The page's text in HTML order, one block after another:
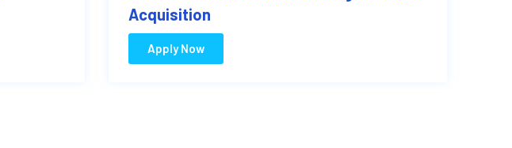
Acquisition
Apply Now